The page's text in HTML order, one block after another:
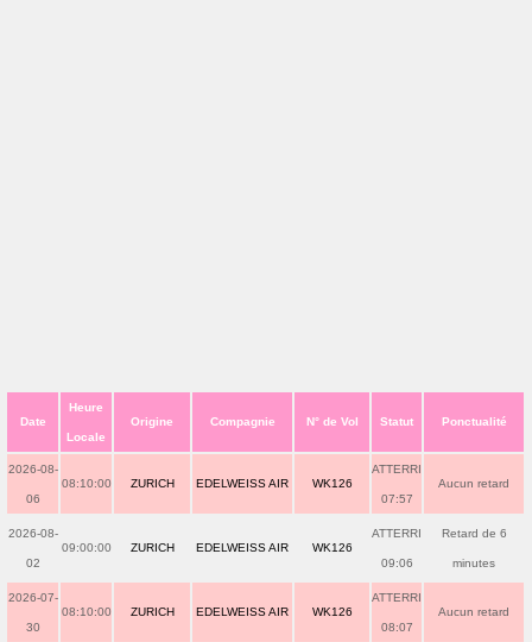
Date
Heure
Locale
Origine Compagnie N° de Vol Statut Ponctualité
2026-08-
06
08:10:00 ZURICH EDELWEISS AIR WK126
ATTERRI
07:57
Aucun retard
2026-08-
02
09:00:00 ZURICH EDELWEISS AIR WK126
ATTERRI
09:06
Retard de 6
minutes
2026-07-
30
08:10:00 ZURICH EDELWEISS AIR WK126
ATTERRI
08:07
Aucun retard